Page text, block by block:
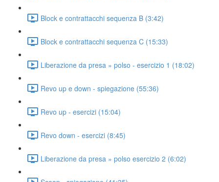
Block e contrattacchi sequenza B (3:42)
Block e contrattacchi sequenza C (15:33)
Liberazione da presa » polso - esercizio 1 (18:02)
Revo up e down - spiegazione (55:36)
Revo up - esercizi (15:04)
Revo down - esercizi (8:45)
Liberazione da presa » polso esercizio 2 (6:02)